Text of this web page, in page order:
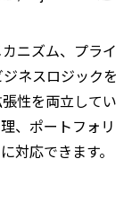
ニズム、プライ
ネスロジックを
性を両立してい
、ポートフォリ
対応できます。